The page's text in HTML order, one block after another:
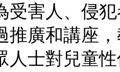
受害人、侵
推廣和講座
人士對兒童